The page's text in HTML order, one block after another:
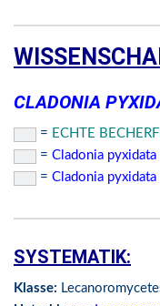
CLADONIA
= ECHTE
= Cladonia pyxidata
= Cladonia pyxidata
SYSTEMATIK:
Klasse: